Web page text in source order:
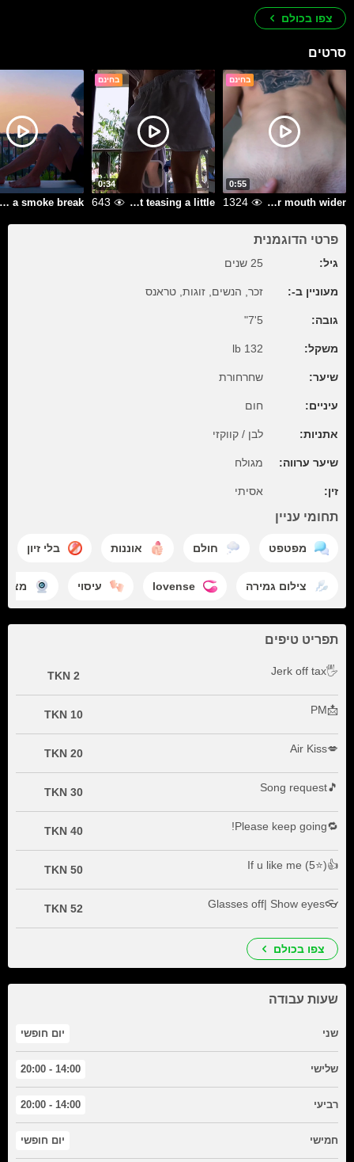
צפו בכולם
סרטים
בחינם
0:55
Open your mouth wider
1324
בחינם
0:34
just teasing a little
643
Fancy a smoke break?
פרטי הדוגמנית
גיל: 25 שנים
מעוניין ב-: זכר, הנשים, זוגות, טראנס
גובה: 5'7"
משקל: 132 lb
שיער: שחרחורת
עיניים: חום
אתניות: לבן / קווקזי
שיער ערווה: מגולח
זין: אסיתי
תחומי עניין
מפטפט חולם אוננות בלי זיון
צילום גמירה lovense עיסוי
תפריט טיפים
🖐Jerk off tax
2 TKN
📩PM
10 TKN
💋Air Kiss
20 TKN
🎵Song request
30 TKN
🔁Please keep going!
40 TKN
👍If u like me (5⭐)
50 TKN
👓Glasses off| Show eyes
52 TKN
צפו בכולם
שעות עבודה
שני יום חופשי
שלישי 14:00 - 20:00
רביעי 14:00 - 20:00
חמישי יום חופשי